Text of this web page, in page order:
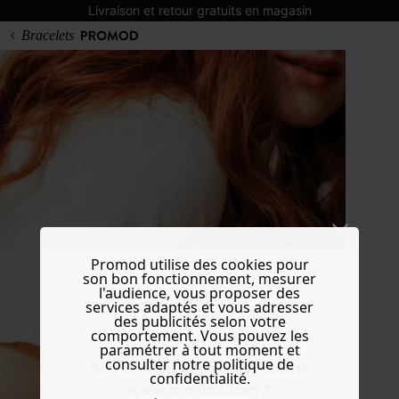
Livraison et retour gratuits en magasin
Do you want to be redirected to
www.promod.com ?
Bracelets
Promod utilise des cookies pour
son bon fonctionnement, mesurer
l'audience, vous proposer des
services adaptés et vous adresser
des publicités selon votre
comportement. Vous pouvez les
paramétrer à tout moment et
consulter notre politique de
confidentialité.